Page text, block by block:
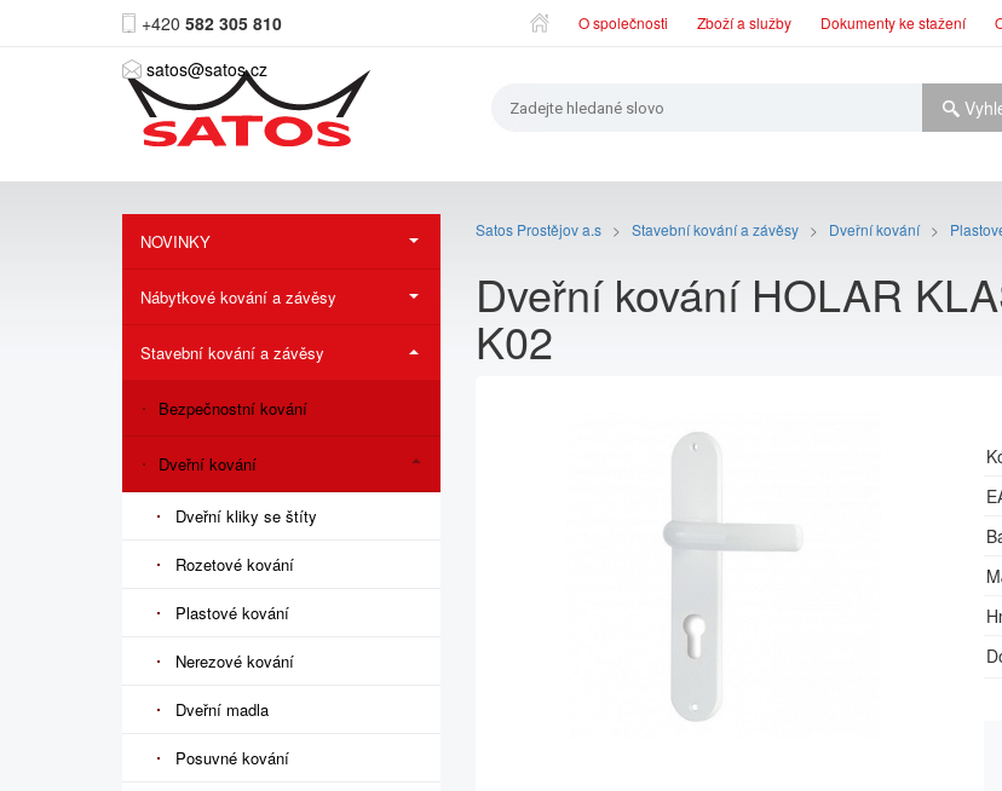
+420 582 305 810
satos@satos.cz
O společnosti Zboží a služby Dokumenty ke stažení
NOVINKY
Nábytkové kování a závěsy
Stavební kování a závěsy
Bezpečnostní kování
Dveřní kování
Dveřní kliky se štíty
Rozetové kování
Plastové kování
Nerezové kování
Dveřní madla
Posuvné kování
Satos Prostějov a.s > Stavební kování a závěsy > Dveřní kování >
Dveřní kování HOLAR
K02